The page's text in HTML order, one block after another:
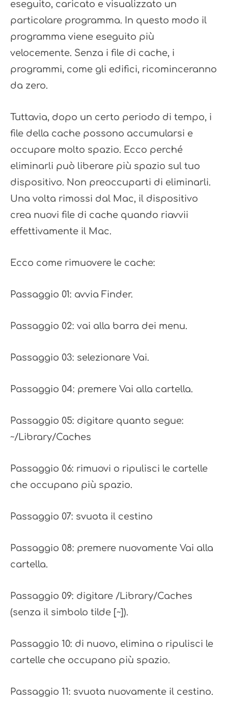
eseguito, caricato e visualizzato un
particolare programma. In questo modo il
programma viene eseguito più
velocemente. Senza i file di cache, i
programmi, come gli edifici, ricominceranno
da zero.
Tuttavia, dopo un certo periodo di tempo, i
file della cache possono accumularsi e
occupare molto spazio. Ecco perché
eliminarli può liberare più spazio sul tuo
dispositivo. Non preoccuparti di eliminarli.
Una volta rimossi dal Mac, il dispositivo
crea nuovi file di cache quando riavvii
effettivamente il Mac.
Ecco come rimuovere le cache:
Passaggio 01: avvia Finder.
Passaggio 02: vai alla barra dei menu.
Passaggio 03: selezionare Vai.
Passaggio 04: premere Vai alla cartella.
Passaggio 05: digitare quanto segue:
~/Library/Caches
Passaggio 06: rimuovi o ripulisci le cartelle
che occupano più spazio.
Passaggio 07: svuota il cestino
Passaggio 08: premere nuovamente Vai alla
cartella.
Passaggio 09: digitare /Library/Caches
(senza il simbolo tilde [~]).
Passaggio 10: di nuovo, elimina o ripulisci le
cartelle che occupano più spazio.
Passaggio 11: svuota nuovamente il cestino.